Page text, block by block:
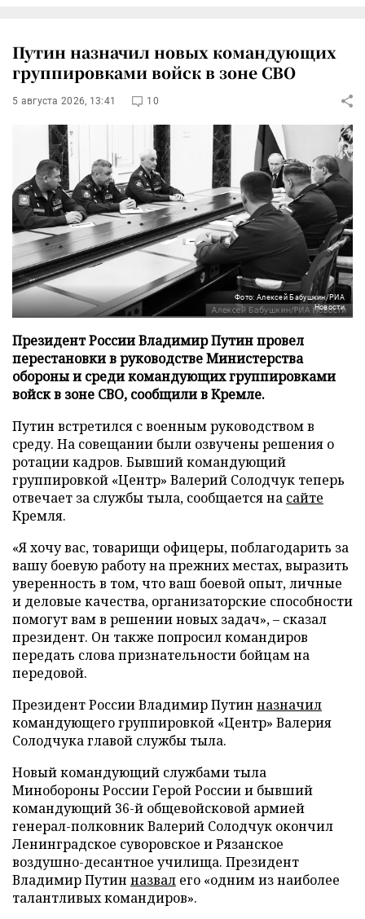
Путин назначил новых командующих
группировками войск в зоне СВО
5 августа 2026, 13:41 10
Фото: Алексей Бабушкин/РИА
Новости
Президент России Владимир Путин провел
перестановки в руководстве Министерства
обороны и среди командующих группировками
войск в зоне СВО, сообщили в Кремле.
Путин встретился с военным руководством в
среду. На совещании были озвучены решения о
ротации кадров. Бывший командующий
группировкой «Центр» Валерий Солодчук теперь
отвечает за службы тыла, сообщается на сайте
Кремля.
«Я хочу вас, товарищи офицеры, поблагодарить за
вашу боевую работу на прежних местах, выразить
уверенность в том, что ваш боевой опыт, личные
и деловые качества, организаторские способности
помогут вам в решении новых задач», – сказал
президент. Он также попросил командиров
передать слова признательности бойцам на
передовой.
Президент России Владимир Путин назначил
командующего группировкой «Центр» Валерия
Солодчука главой службы тыла.
Новый командующий службами тыла
Минобороны России Герой России и бывший
командующий 36-й общевойсковой армией
генерал-полковник Валерий Солодчук окончил
Ленинградское суворовское и Рязанское
воздушно-десантное училища. Президент
Владимир Путин назвал его «одним из наиболее
талантливых командиров».